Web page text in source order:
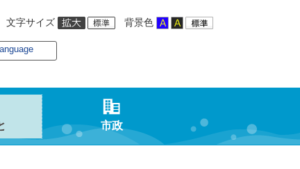
文字サイズ 背景色
市政